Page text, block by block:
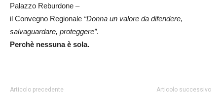
Palazzo Reburdone –
il Convegno Regionale “Donna un valore da difendere,
salvaguardare, proteggere”.
Perchè nessuna è sola.
Articolo precedente Articolo successivo